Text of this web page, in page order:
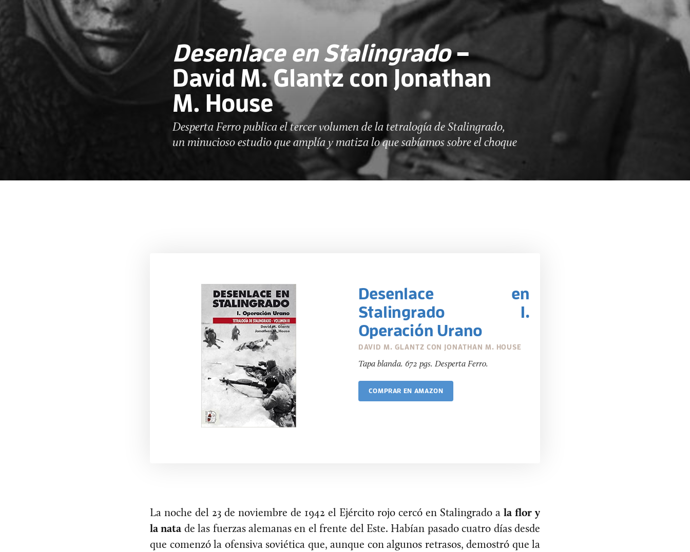
Desenlace en Stalingrado–
David M. Glantz con Jonathan
M. House
Desperta Ferro publica el tercer volumen de la tetralogía de Stalingrado,
un minucioso estudio que amplía y matiza lo que sabíamos sobre el choque
Desenlace en
Stalingrado I.
Operación Urano
DAVID M. GLANTZ CON JONATHAN M. HOUSE
Tapa blanda. 672 pgs. Desperta Ferro.
COMPRAR
La noche del 23 de noviembre de 1942 el Ejército rojo cercó en Stalingrado a la flor y
la nata de las fuerzas alemanas en el frente del Este. Habían pasado cuatro días desde
que comenzó la ofensiva soviética que, aunque con algunos retrasos, demostró que la